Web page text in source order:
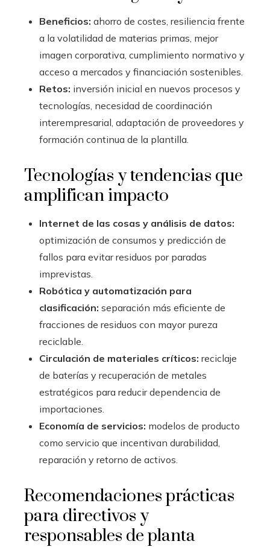
Beneficios: ahorro de costes, resiliencia frente
a la volatilidad de materias primas, mejor
imagen corporativa, cumplimiento normativo y
acceso a mercados y financiación sostenibles.
Retos: inversión inicial en nuevos procesos y
tecnologías, necesidad de coordinación
interempresarial, adaptación de proveedores y
formación continua de la plantilla.
Tecnologías y tendencias que
amplifican impacto
Internet de las cosas y análisis de datos:
optimización de consumos y predicción de
fallos para evitar residuos por paradas
imprevistas.
Robótica y automatización para
clasificación: separación más eficiente de
fracciones de residuos con mayor pureza
reciclable.
Circulación de materiales críticos: reciclaje
de baterías y recuperación de metales
estratégicos para reducir dependencia de
importaciones.
Economía de servicios: modelos de producto
como servicio que incentivan durabilidad,
reparación y retorno de activos.
Recomendaciones prácticas
para directivos y
responsables de planta